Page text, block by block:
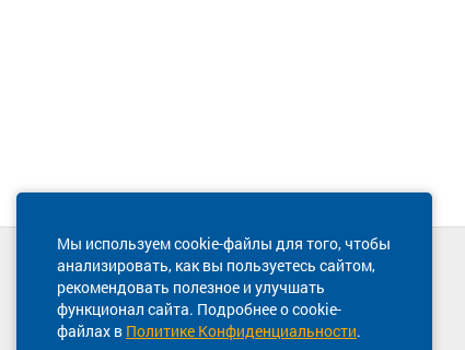
Мы используем cookie-файлы для того, чтобы
анализировать, как вы пользуетесь сайтом,
рекомендовать полезное и улучшать
функционал сайта. Подробнее о cookie-
файлах в Политике Конфиденциальности.
Техническая поддержка сайта
8 800 600-03-38